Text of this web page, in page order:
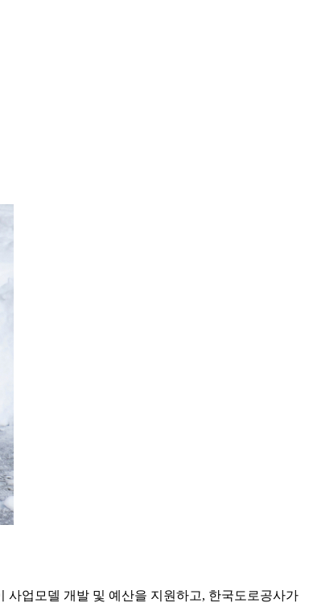
사업모델 개발 및 예산을 지원하고, 한국도로공사가